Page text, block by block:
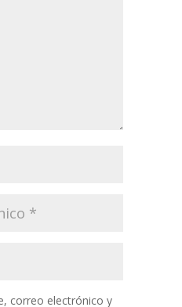
correo electrónico y